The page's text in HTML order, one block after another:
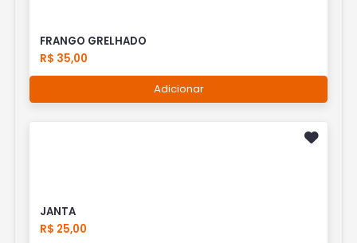
FRANGO GRELHADO
R$ 35,00
Adicionar
JANTA
R$ 25,00